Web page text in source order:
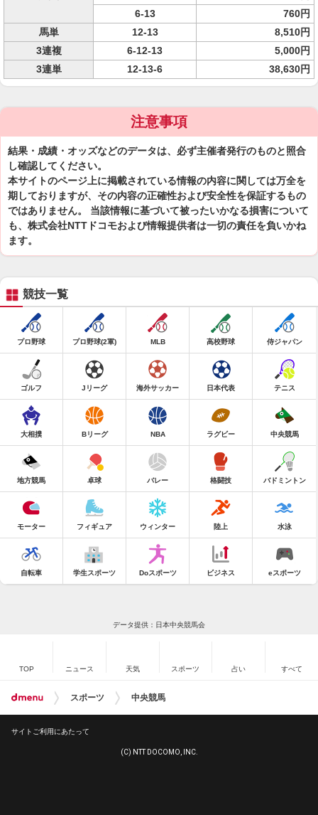
6-13
760円
馬単
12-13
8,510円
3連複
6-12-13
5,000円
3連単
12-13-6 38,630円
注意事項
結果・成績・オッズなどのデータは、必ず主催者発行のものと照合
し確認してください。
本サイトのページ上に掲載されている情報の内容に関しては万全を
期しておりますが、その内容の正確性および安全性を保証するもの
ではありません。 当該情報に基づいて被ったいかなる損害について
も、株式会社NTTドコモおよび情報提供者は一切の責任を負いかね
ます。
競技一覧
プロ野球 プロ野球(2軍) MLB 高校野球 侍ジャパン
ゴルフ Jリーグ 海外サッカー 日本代表 テニス
大相撲 Bリーグ NBA ラグビー 中央競馬
地方競馬 卓球 バレー 格闘技 バドミントン
モーター フィギュア ウィンター 陸上 水泳
自転車 学生スポーツ Doスポーツ ビジネス eスポーツ
データ提供：日本中央競馬会
TOP ニュース 天気 スポーツ 占い すべて
スポーツ 中央競馬
サイトご利用にあたって
(C) NTT DOCOMO, INC.